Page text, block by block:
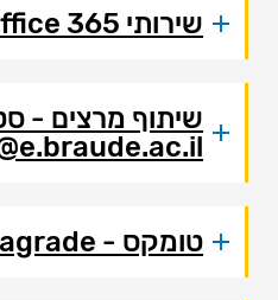
שירותי 365 Office
e.braude.ac.il@
טומקס - Tomagrade-מרכז מידע